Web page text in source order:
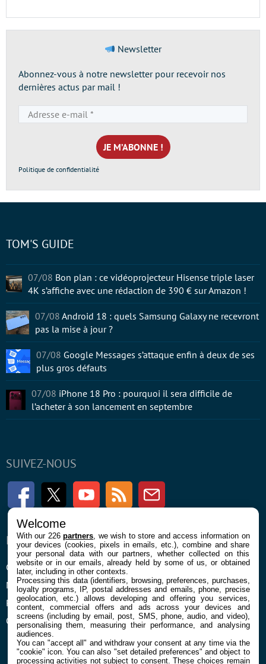
Newsletter
Abonnez-vous à notre newsletter pour recevoir nos
dernières actus par mail !
e-
mail
*
Politique de confidentialité
SUIVEZ-NOUS
FacebookTwitter Youtube RSS Newsletter
ENTREPRISE
Confidentialité et Cookies
Mentions légales et CGU
Préférences Cookies
Qui sommes nous
À PROPOS
Contact
TOM'S GUIDE
07/08 Bon plan : ce vidéoprojecteur Hisense triple laser
4K s’affiche avec une rédaction de 390 € sur Amazon !
07/08 Android 18 : quels Samsung Galaxy ne recevront
pas la mise à jour ?
07/08 Google Messages s’attaque enfin à deux de ses
plus gros défauts
07/08 iPhone 18 Pro : pourquoi il sera difficile de
l’acheter à son lancement en septembre
Welcome
With our 226partners , we wish to store and access information on
your devices (cookies, pixels in emails, etc.), combine and share
your personal data with our partners, whether collected on this
website or in our emails, already held by some of us, or obtained
later, including in other contexts.
Processing this data (identifiers, browsing, preferences, purchases,
loyalty programs, IP, postal addresses and emails, phone, precise
geolocation, etc.) allows developing and offering you services,
content, commercial offers and ads across your devices and
screens (including by email, post, SMS, phone, audio, and video),
personalising them, measuring their performance, and analysing
audiences.
You can "accept all" and withdraw your consent at any time via the
"cookie" icon. You can also "set detailed preferences" and object to
processing activities not subject to consent. These choices remain